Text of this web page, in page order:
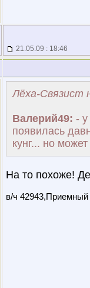
21.05.09 : 18:46
Лёха-Связист
Валерий49: -
появилась
кунг... но
На то похоже!
в/ч